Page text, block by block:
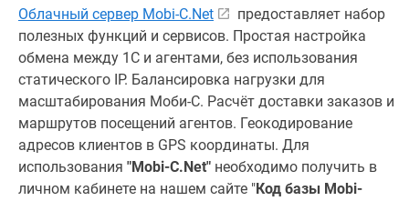
Облачный сервер Mobi-С.Net
предоставляет набор
полезных функций и сервисов. Простая настройка
обмена между 1С и агентами, без использования
статического IP. Балансировка нагрузки для
масштабирования Моби-С. Расчёт доставки заказов и
маршрутов посещений агентов. Геокодирование
адресов клиентов в GPS координаты. Для
использования "Mobi-С.Net" необходимо получить в
личном кабинете на нашем сайте "Код базы Mobi-